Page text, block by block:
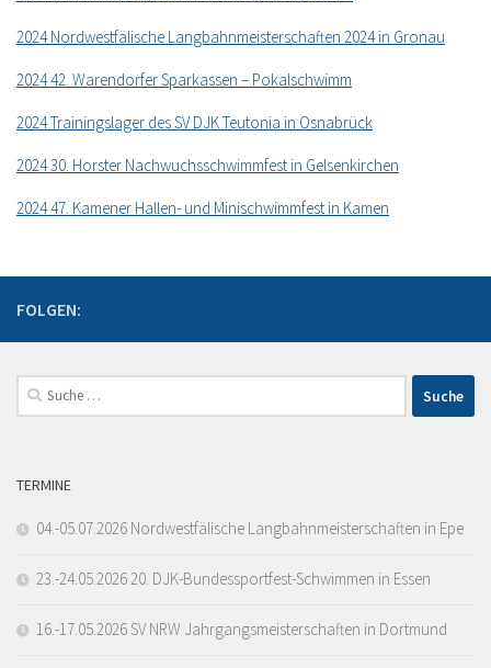
2024 Nordwestfälische Langbahnmeisterschaften 2024 in Gronau
2024 42. Warendorfer Sparkassen – Pokalschwimm
2024 Trainingslager des SV DJK Teutonia in Osnabrück
2024 30. Horster Nachwuchsschwimmfest in Gelsenkirchen
2024 47. Kamener Hallen- und Minischwimmfest in Kamen
FOLGEN:
Suche
nach:
TERMINE
04.-05.07.2026 Nordwestfälische Langbahnmeisterschaften in Epe
23.-24.05.2026 20. DJK-Bundessportfest-Schwimmen in Essen
16.-17.05.2026 SV NRW Jahrgangsmeisterschaften in Dortmund